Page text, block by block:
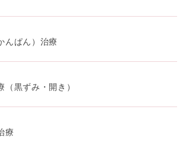
連携のため
を目的とした医療サービス・販売する医
る患者様へのアンケートの送受信及び
対応のため
を用いたアクセス履歴、閲覧記録等に
集、分析
ため
んぱん）治療
（黒ずみ・開き）
療